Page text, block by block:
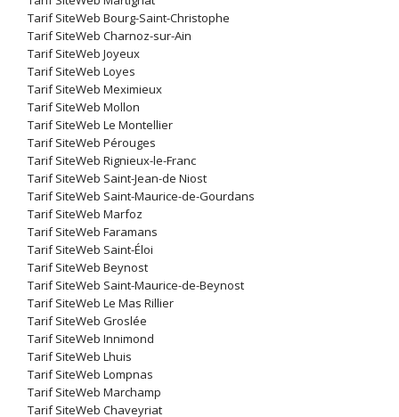
Tarif SiteWeb Bourg-Saint-Christophe
Tarif SiteWeb Charnoz-sur-Ain
Tarif SiteWeb Joyeux
Tarif SiteWeb Loyes
Tarif SiteWeb Meximieux
Tarif SiteWeb Mollon
Tarif SiteWeb Le Montellier
Tarif SiteWeb Pérouges
Tarif SiteWeb Rignieux-le-Franc
Tarif SiteWeb Saint-Jean-de Niost
Tarif SiteWeb Saint-Maurice-de-Gourdans
Tarif SiteWeb Marfoz
Tarif SiteWeb Faramans
Tarif SiteWeb Saint-Éloi
Tarif SiteWeb Beynost
Tarif SiteWeb Saint-Maurice-de-Beynost
Tarif SiteWeb Le Mas Rillier
Tarif SiteWeb Groslée
Tarif SiteWeb Innimond
Tarif SiteWeb Lhuis
Tarif SiteWeb Lompnas
Tarif SiteWeb Marchamp
Tarif SiteWeb Chaveyriat